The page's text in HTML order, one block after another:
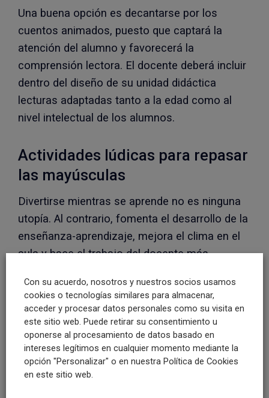
Una buena opción es decantarse por los
cuentos animados, puesto que captará la
atención del alumno y favorecerá la
comprensión lectora. El docente deberá incluir
dentro del diseño de su unidad didáctica
lecturas adaptadas tanto a la edad como al
nivel intelectual de los alumnos.
Actividades lúdicas para repasar
las mayúsculas
Divertirse mientras se aprende no es ninguna
utopía. Al contrario, fomenta el desarrollo de la
enseñanza-aprendizaje, mejora el clima en el
aula y hace el trabajo del docente más
Paraenseñar las mayúsculas de manera
lúdicase puede optar por diseñar juegos
adaptados a la edad, manualidades,
actividades de dibujo, etc.
Con su acuerdo, nosotros y nuestros socios usamos
cookies o tecnologías similares para almacenar,
acceder y procesar datos personales como su visita en
este sitio web. Puede retirar su consentimiento u
oponerse al procesamiento de datos basado en
intereses legítimos en cualquier momento mediante la
opción "Personalizar" o en nuestra Política de Cookies
en este sitio web.